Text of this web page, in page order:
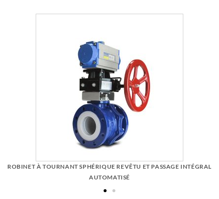
ROBINET À TOURNANT SPHÉRIQUE REVÊTU ET PASSAGE INTÉGRAL
AUTOMATISÉ